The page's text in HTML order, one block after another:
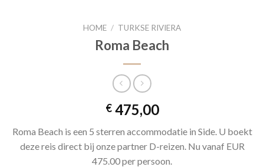
HOME / TURKSE RIVIERA
Roma Beach
€475,00
Roma Beach is een 5 sterren accommodatie in Side. U boekt
deze reis direct bij onze partner D-reizen. Nu vanaf EUR
475.00 per persoon.